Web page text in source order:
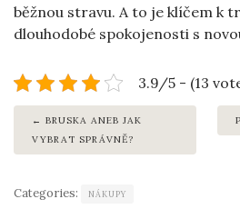
běžnou stravu. A to je klíčem k
dlouhodobé spokojenosti s
3.9/5 - (13
BRUSKA ANEB JAK
VYBRAT SPRÁVNĚ?
Categories: NÁKUPY